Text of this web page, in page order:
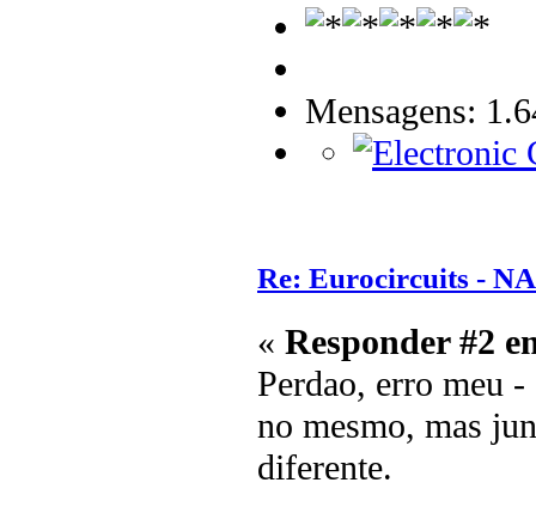
Mensagens:
Re: Eurocircuits -
« Responder #2
Perdao, erro meu
no mesmo, mas
diferente.